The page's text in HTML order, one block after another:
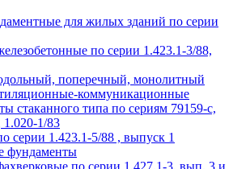
для жилых зданий по серии
по серии 1.423.1-3/88,
поперечный, монолитный
коммуникационные
стаканного типа по сериям 79159-с,
1.020-1/83
серии 1.423.1-5/88 , выпуск 1
фундаменты
по серии 1.427.1-3, вып. 3 и